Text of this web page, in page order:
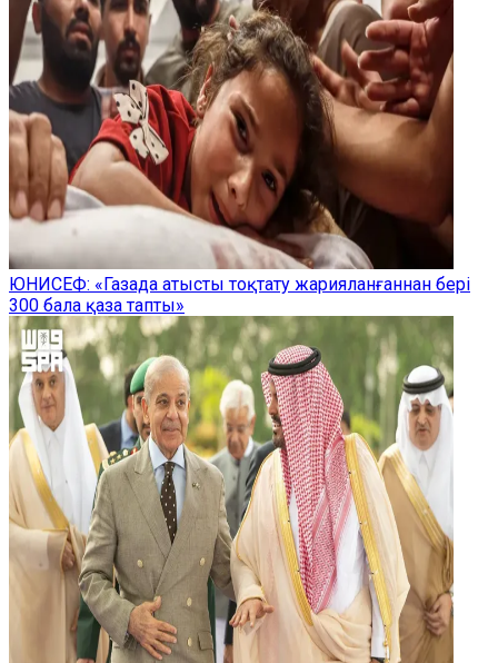
ЮНИСЕФ: «Газада атысты тоқтату жарияланғаннан бері
300 бала қаза тапты»